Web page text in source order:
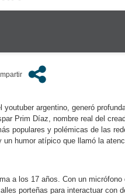
argentino, generó
Prim Díaz, nombre real del
populares y polémicas de las
humor atípico que llamó la
a los 17 años. Con un
porteñas para interactuar con